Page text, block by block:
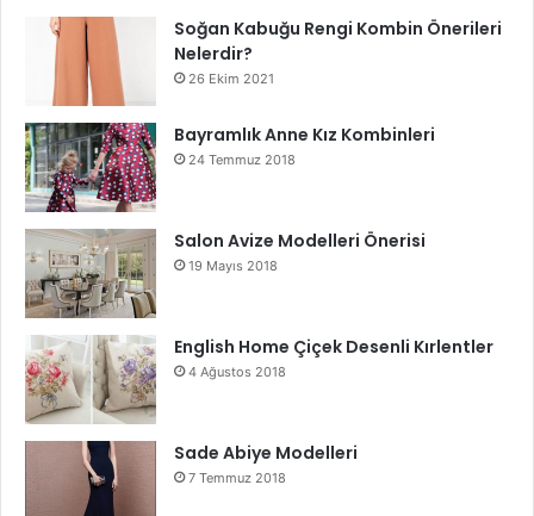
Soğan Kabuğu Rengi Kombin Önerileri
Nelerdir?
26 Ekim 2021
Bayramlık Anne Kız Kombinleri
24 Temmuz 2018
Salon Avize Modelleri Önerisi
19 Mayıs 2018
English Home Çiçek Desenli Kırlentler
4 Ağustos 2018
Sade Abiye Modelleri
7 Temmuz 2018